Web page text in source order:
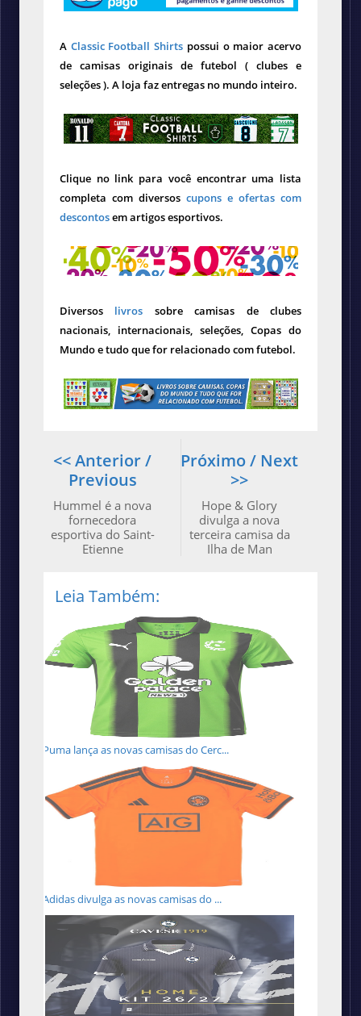
A Classic Football Shirts possui o maior acervo
de camisas originais de futebol ( clubes e
seleções ). A loja faz entregas no mundo inteiro.
Clique no link para você encontrar uma lista
completa com diversos cupons e ofertas com
descontosem artigos esportivos.
Diversos livros sobre camisas de clubes
nacionais, internacionais, seleções, Copas do
Mundo e tudo que for relacionado com futebol.
Próximo / Next
>>
Hope & Glory
divulga a nova
terceira camisa da
Ilha de Man
<< Anterior /
Previous
Hummel é a nova
fornecedora
esportiva do Saint-
Etienne
Leia Também:
Puma lança as novas camisas do Cerc...
Adidas divulga as novas camisas do ...